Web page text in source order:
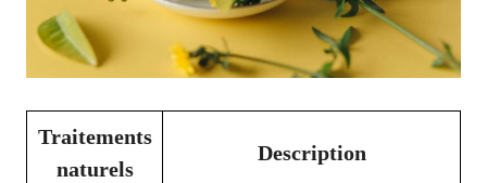
Traitements
naturels
Description